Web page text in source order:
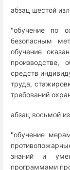
абзац шестой
"обучение по
безопасным
обучение
производстве,
средств
труда,
требований
абзац восьмой
"обучение
знаний и
программами